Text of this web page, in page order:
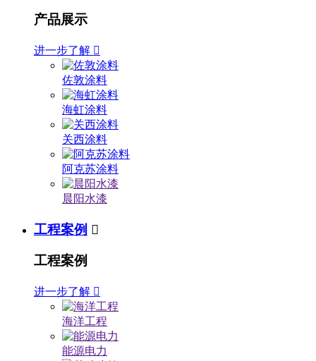
产品展示
进一步了解 
佐敦涂料
海虹涂料
关西涂料
阿克苏涂料
晨阳水漆
工程案例 
工程案例
进一步了解 
海洋工程
能源电力